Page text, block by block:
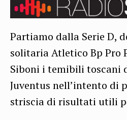
Partiamo dalla Serie D,
solitaria Atletico Bp Pro
Siboni i temibili toscani
Juventus nell’intento di
striscia di risultati utili